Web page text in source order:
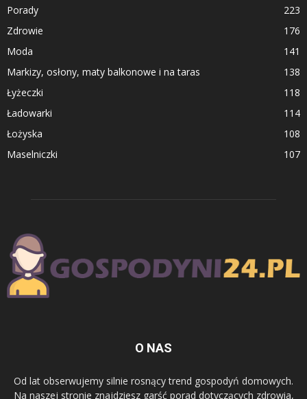
Porady
223
Zdrowie
176
Moda
141
Markizy, osłony, maty balkonowe i na taras
138
Łyżeczki
118
Ładowarki
114
Łożyska
108
Maselniczki
107
O NAS
Od lat obserwujemy silnie rosnący trend gospodyń domowych.
Na naszej stronie znajdziesz garść porad dotyczących zdrowia,